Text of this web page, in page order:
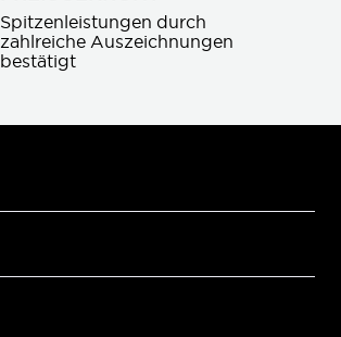
Spitzenleistungen durch
zahlreiche Auszeichnungen
bestätigt